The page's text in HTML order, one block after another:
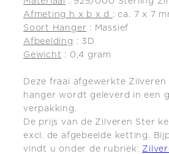
Afmeting h x b x d : ca. 7 x 7
Soort Hanger : Massief
Afbeelding : 3D
Gewicht : 0,4 gram
Deze fraai afgewerkte
hanger wordt geleverd in een
verpakking.
De prijs van de Zilveren Ster
excl. de afgebeelde ketting.
vindt u onder de rubriek: